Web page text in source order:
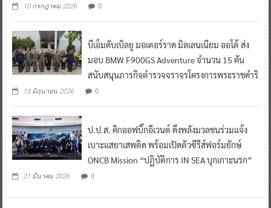
10 กรกฎาคม 2026 0
บีเอ็มดับเบิลยู มอเตอร์ราด มิลเลนเนียม ออโต้ ส่ง
มอบ BMW F900GS Adventure จำนวน 15 คัน
สนับสนุนภารกิจตำรวจจราจรโครงการพระราชดำริ
13 มิถุนายน 2026 0
ป.ป.ส. คิกออฟบิ๊กอีเวนต์ ดึงพลังมวลชนร่วมแจ้ง
เบาะแสยาเสพติด พร้อมเปิดตัวซีรีส์ฟอร์มยักษ์
ONCB Mission “ปฏิบัติการ IN SEA บุกเกาะนรก”
21 มีนาคม 2026 0